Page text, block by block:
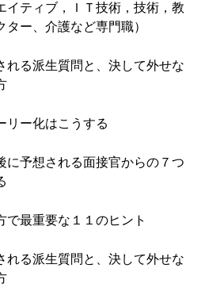
イティブ，ＩＴ技術，技術，教
ター、介護など専門職）
れる派生質問と、決して外せな
リー化はこうする
に予想される面接官からの７つ
で最重要な１１のヒント
れる派生質問と、決して外せな